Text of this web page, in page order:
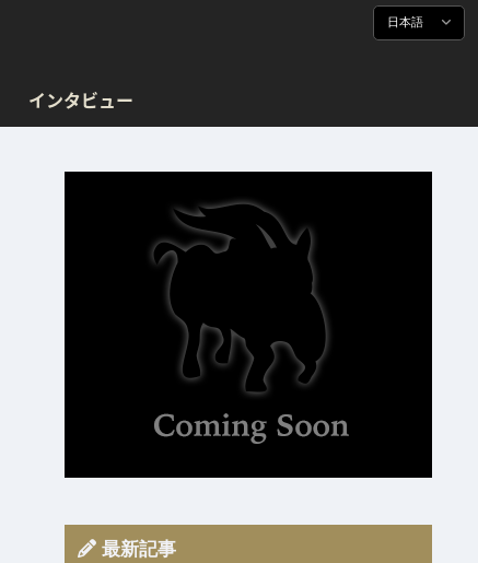
日本語
インタビュー
最新記事